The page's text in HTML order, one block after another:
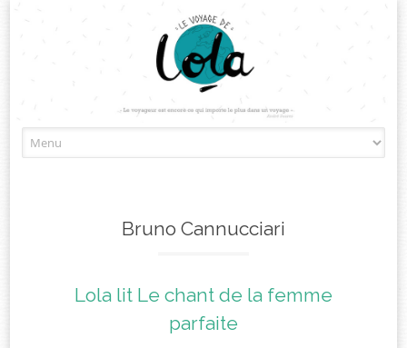
to
Bruno Cannucciari
Lola lit Le chant de la femme
parfaite